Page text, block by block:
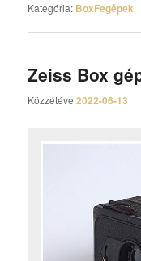
Kategória: BoxFegépek
Zeiss Box
Közzétéve2022-06-13